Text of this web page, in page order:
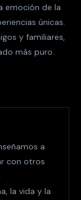
emoción de la
únicas.
y familiares,
más puro.
a
con otros
la vida y la